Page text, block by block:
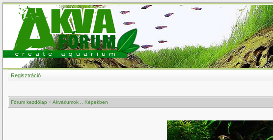
Regisztráció
Fórum kezdőlap » Akváriumok .. Képekben